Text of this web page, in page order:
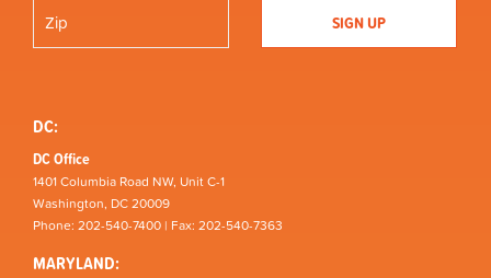
DC:
DC Office
1401 Columbia Road NW, Unit C-1
Washington, DC 20009
Phone: 202-540-7400 | Fax: 202-540-7363
MARYLAND: